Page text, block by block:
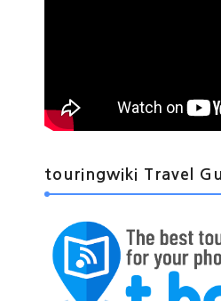
touringwiki Travel